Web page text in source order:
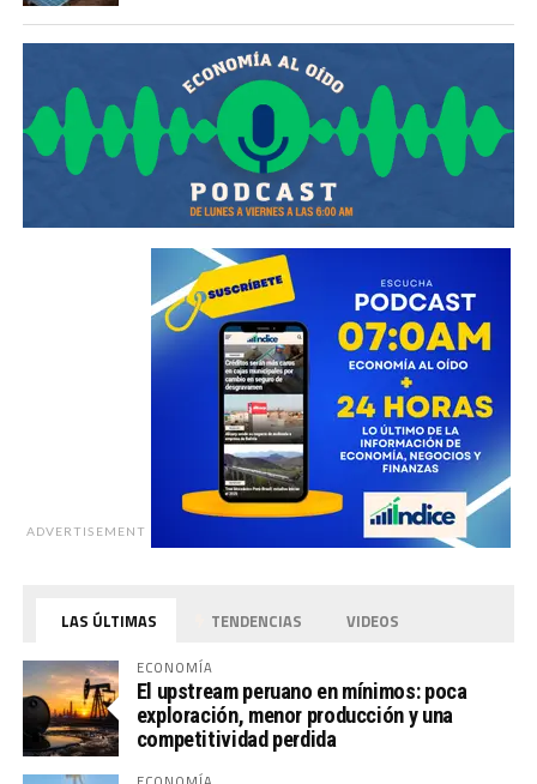
ADVERTISEMENT
LAS ÚLTIMAS TENDENCIAS VIDEOS
ECONOMÍA
El upstream peruano en mínimos: poca
exploración, menor producción y una
competitividad perdida